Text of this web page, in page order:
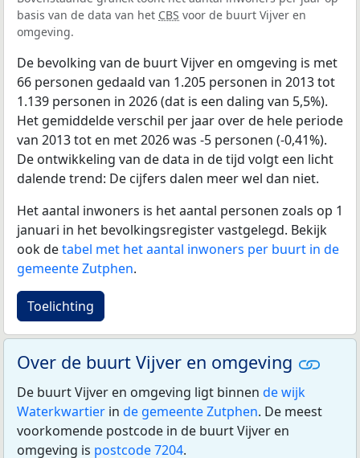
basis van de data van het CBS voor de buurt Vijver en
omgeving.
De bevolking van de buurt Vijver en omgeving is met
66 personen gedaald van 1.205 personen in 2013 tot
1.139 personen in 2026 (dat is een daling van 5,5%).
Het gemiddelde verschil per jaar over de hele periode
van 2013 tot en met 2026 was -5 personen (-0,41%).
De ontwikkeling van de data in de tijd volgt een licht
dalende trend: De cijfers dalen meer wel dan niet.
Het aantal inwoners is het aantal personen zoals op 1
januari in het bevolkingsregister vastgelegd. Bekijk
ook detabel met het aantal inwoners per buurt in de
gemeente Zutphen.
Toelichting
Over de buurt Vijver en omgeving
De buurt Vijver en omgeving ligt binnen de wijk
Waterkwartier in de gemeente Zutphen. De meest
voorkomende postcode in de buurt Vijver en
omgeving is postcode 7204.